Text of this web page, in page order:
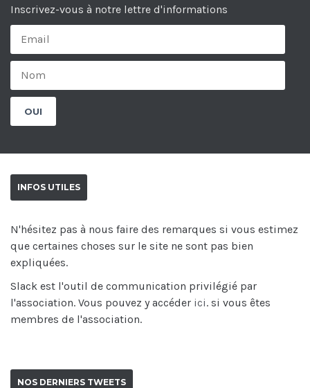
Inscrivez-vous à notre lettre d'informations
INFOS UTILES
N'hésitez pas à nous faire des remarques si vous estimez
que certaines choses sur le site ne sont pas bien
expliquées.
Slack est l'outil de communication privilégié par
l'association. Vous pouvez y accéder ici. si vous êtes
membres de l'association.
NOS DERNIERS TWEETS